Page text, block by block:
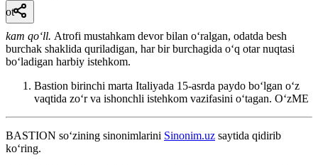
ot
kam qoʻll. Atrofi mustahkam devor bilan oʻralgan, odatda besh
burchak shaklida quriladigan, har bir burchagida oʻq otar nuqtasi
boʻladigan harbiy istehkom.
Bastion birinchi marta Italiyada 15-asrda paydo boʻlgan oʻz
vaqtida zoʻr va ishonchli istehkom vazifasini oʻtagan. OʻzME
BASTION so‘zining sinonimlarini Sinonim.uz saytida qidirib
ko‘ring.